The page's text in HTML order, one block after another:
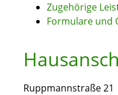
Zugehörige
Formulare und
Ruppmannstraße 21